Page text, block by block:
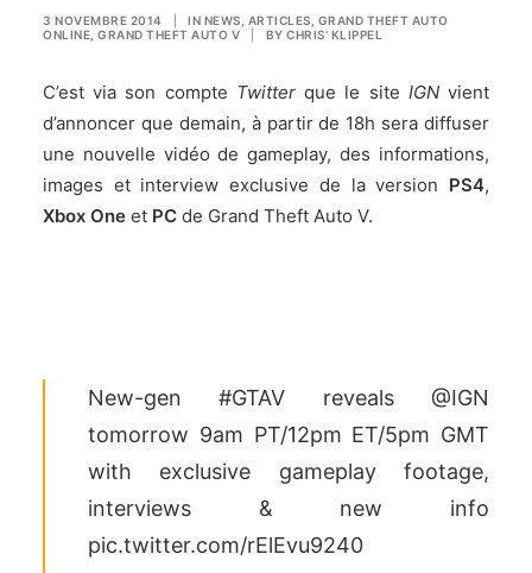
3 NOVEMBRE 2014 IN NEWS ARTICLES GRAND THEFT AUTO
ONLINE GRAND THEFT AUTO V BY CHRIS' KLIPPEL
C’est via son compte Twitterque le site IGNvient
d’annoncer que demain, à partir de 18h sera diffuser
une nouvelle vidéo de gameplay, des informations,
images et interview exclusive de la version PS4,
Xbox One et PC de Grand Theft Auto V.
New-gen#GTAV reveals@IGN
tomorrow 9am PT/12pm ET/5pm GMT
with exclusive gameplay footage,
interviews & new info
pic.twitter.com/rElEvu9240